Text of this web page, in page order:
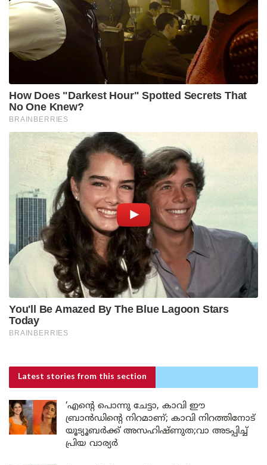
Latest stories from this section
‘എന്റെ പൊന്നു ചേട്ടാ, കാവി ഈ
ബ്രാൻഡിന്റെ നിറമാണ്; കാവി നിറത്തിനോട്
യൂട്യൂബർക്ക് അസഹിഷ്ണുത;വാ അടപ്പിച്ച്
പ്രിയ വാര്യർ